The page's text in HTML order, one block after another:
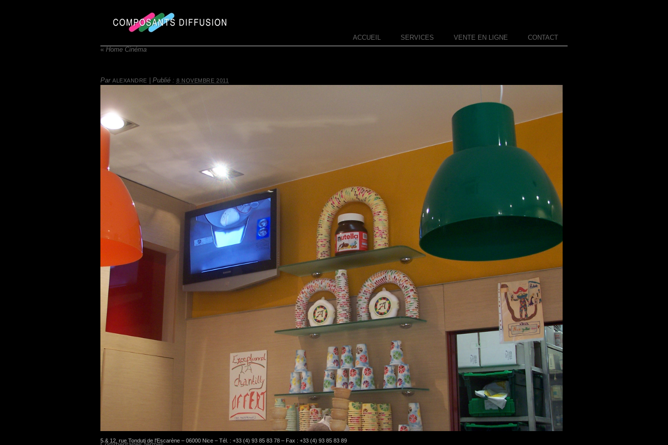
ACCUEIL SERVICES VENTE EN LIGNE
CONTACT
« Home Cinéma
Par ALEXANDRE Publié : 8 NOVEMBRE 2011
5 & 12, rue Tonduti de l'Escarène – 06000 Nice – Tél. : +33 (4) 93 85 83 78 – Fax : +33 (4) 93 85 83 89